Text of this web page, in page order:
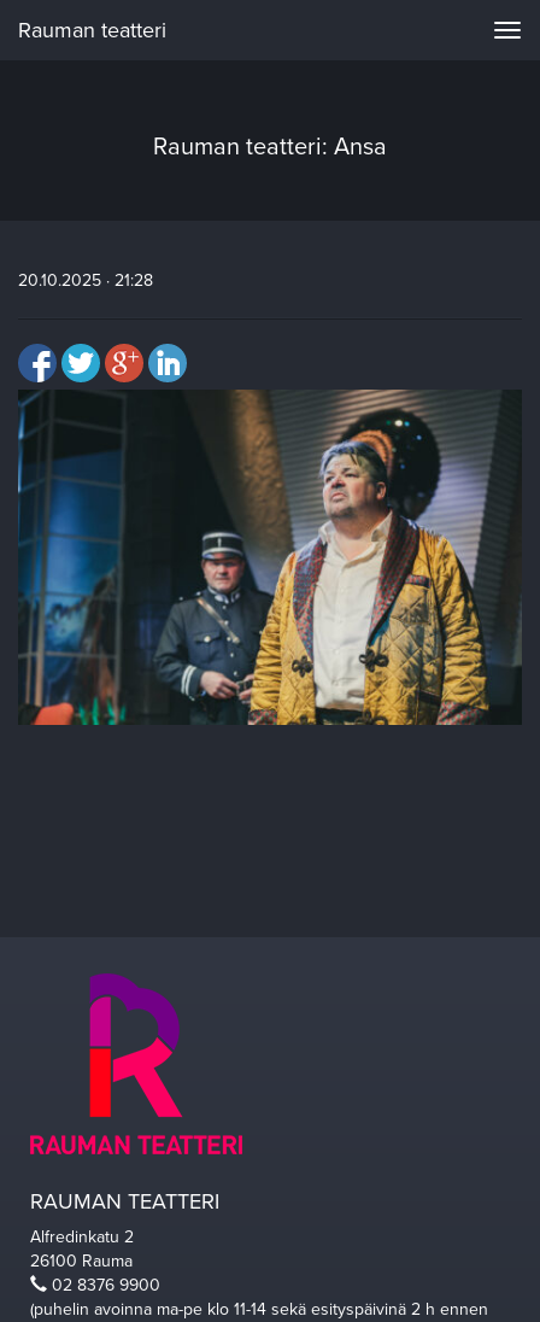
Rauman teatteri
Rauman teatteri: Ansa
20.10.2025 · 21:28
RAUMAN TEATTERI
Alfredinkatu 2
26100 Rauma
02 8376 9900
(puhelin avoinna ma-pe klo 11-14 sekä esityspäivinä 2 h ennen